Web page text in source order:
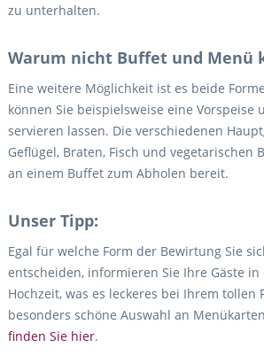
zu unterhalten.
Warum nicht Buffet und Menü
Eine weitere Möglichkeit ist es beide
können Sie beispielsweise eine Vorspeise
servieren lassen. Die verschiedenen
Geflügel, Braten, Fisch und vegetarischen
an einem Buffet zum Abholen bereit.
Unser Tipp:
Egal für welche Form der Bewirtung Sie
entscheiden, informieren Sie Ihre Gäste
Hochzeit, was es leckeres bei Ihrem tollen
besonders schöne Auswahl an Menükarten
finden Sie hier.